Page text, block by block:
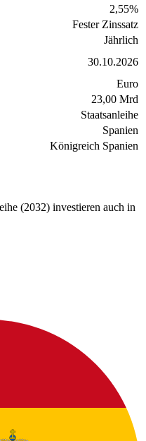
2,55%
Fester Zinssatz
Jährlich
30.10.2026
Euro
23,00 Mrd
Staatsanleihe
Spanien
Königreich Spanien
(2032) investieren auch in